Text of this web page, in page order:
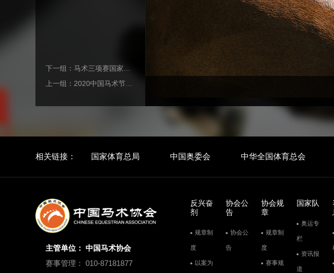
相关链接： 国家体育总局 中国奥委会 中华全国体育总会
主管单位： 中国马术协会
赛事管理： 010-87181877
反兴奋
剂
规章制
度
以案为
协会公
告
协会公
告
协会规
章
规章制
度
赛事规
国家队
奥运专
栏
资讯报
道